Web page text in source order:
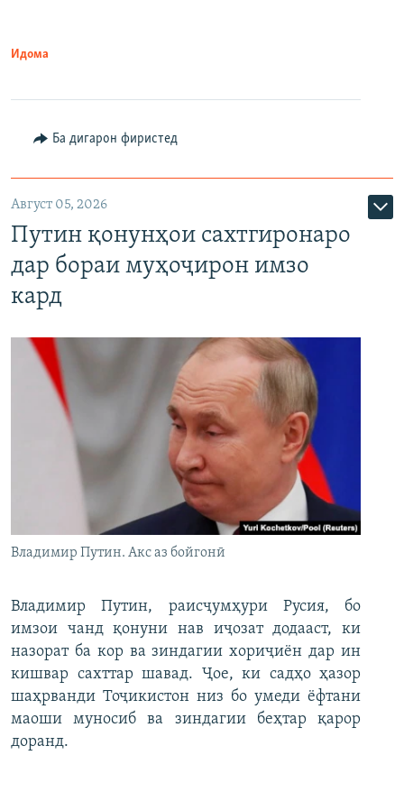
Идома
Ба дигарон фиристед
Август 05, 2026
Путин қонунҳои сахтгиронаро
дар бораи муҳоҷирон имзо
кард
Владимир Путин. Акс аз бойгонӣ
Владимир Путин, раисҷумҳури Русия, бо
имзои чанд қонуни нав иҷозат додааст, ки
назорат ба кор ва зиндагии хориҷиён дар ин
кишвар сахттар шавад. Ҷое, ки садҳо ҳазор
шаҳрванди Тоҷикистон низ бо умеди ёфтани
маоши муносиб ва зиндагии беҳтар қарор
доранд.